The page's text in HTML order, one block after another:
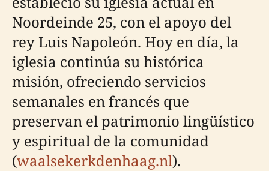
Noordeinde 25, con el apoyo del
rey Luis Napoleón. Hoy en día, la
iglesia continúa su histórica
misión, ofreciendo servicios
semanales en francés que
preservan el patrimonio lingüístico
y espiritual de la comunidad
(waalsekerkdenhaag.nl).